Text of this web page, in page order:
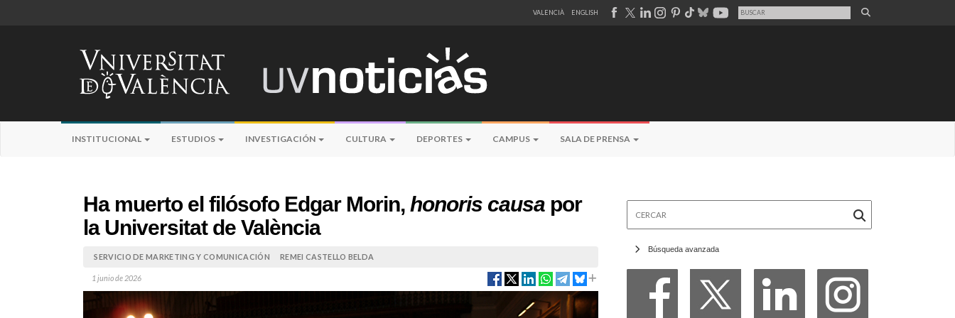
VALENCIÀ ENGLISH
INSTITUCIONAL ESTUDIOS INVESTIGACIÓN CULTURA DEPORTES CAMPUS SALA DE PRENSA
Ha muerto el filósofo Edgar Morin, honoris causa por
la Universitat de València
SERVICIO DE MARKETING Y COMUNICACIÓN REMEI CASTELLO BELDA
1 junio de 2026
Búsqueda avanzada